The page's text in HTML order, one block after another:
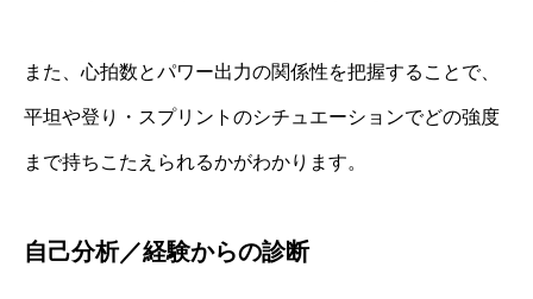
また、心拍数とパワー出力の関係性を把握することで、
平坦や登り・スプリントのシチュエーションでどの強度
まで持ちこたえられるかがわかります。
自己分析／経験からの診断